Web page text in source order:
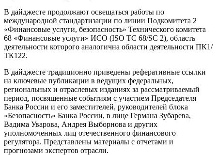
В дайджесте продолжают освещаться работы по
международной стандартизации по линии Подкомитета 2
«Финансовые услуги, безопасность» Технического комитета
68 «Финансовые услуги» ИСО (ISO TC 68/SC 2), область
деятельности которого аналогична области деятельности ПК1/
ТК122.
В дайджесте традиционно приведены реферативные ссылки
на ключевые публикации в ведущих федеральных,
региональных и отраслевых изданиях за рассматриваемый
период, посвященные событиям с участием Председателя
Банка России и его заместителей, руководителей блока
«Безопасность» Банка России, в лице Германа Зубарева,
Вадима Уварова, Андрея Выборнова и других
уполномоченных лиц отечественного финансового
регулятора. Представлены материалы с отчетами и
прогнозами экспертов отрасли.